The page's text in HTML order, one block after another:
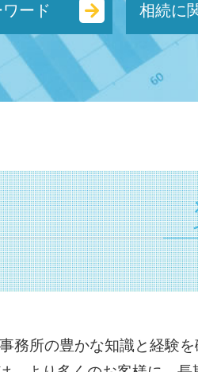
画
とは
一覧
会社設
法務局
法人化
本店 所
合同会
法人化
スター
合同
個人事
有限責
合同会
会社設
合同会
ード 相続に
相続 範
不動産
生命
遺言書
相続
相続
相続税
遺産
限定承
抵当権
代償
務所の豊かな知識と経験を